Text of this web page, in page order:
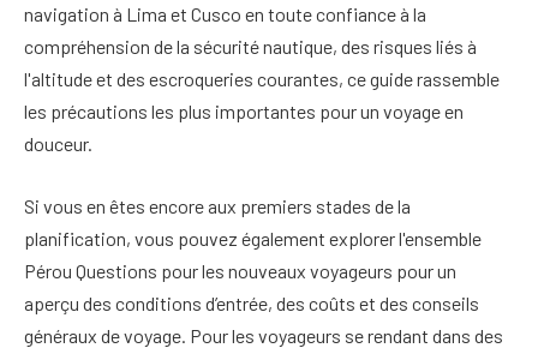
navigation à Lima et Cusco en toute confiance à la
compréhension de la sécurité nautique, des risques liés à
l'altitude et des escroqueries courantes, ce guide rassemble
les précautions les plus importantes pour un voyage en
douceur.
Si vous en êtes encore aux premiers stades de la
planification, vous pouvez également explorer l'ensemble
Pérou Questions pour les nouveaux voyageurs pour un
aperçu des conditions d’entrée, des coûts et des conseils
généraux de voyage. Pour les voyageurs se rendant dans des